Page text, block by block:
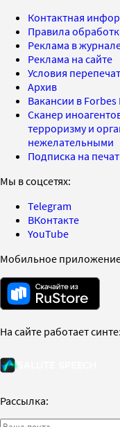
Контактная
Правила
Реклама в
Реклама на сайте
Условия
Архив
Вакансии в Forbes
Сканер
терроризму и
нежелательными
Подписка на
Мы в соцсетях:
Telegram
ВКонтакте
YouTube
Мобильное
На сайте работает
Рассылка: